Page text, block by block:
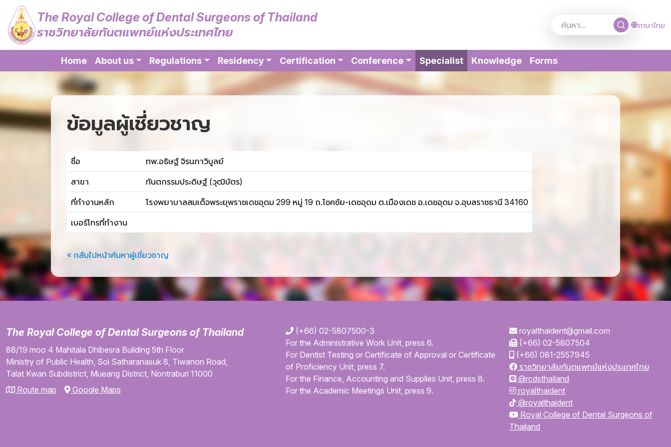
The Royal College of Dental Surgeons of Thailand
ราชวิทยาลัยทันตแพทย์แห่งประเทศไทย
ภาษาไทย
Home About us Regulations Residency Certification Conference Specialist(current)
Knowledge Forms
ข้อมูลผู้เชี่ยวชาญ
ชื่อ ทพ.อธิษฐ์ จิรนภาวิบูลย์
สาขา ทันตกรรมประดิษฐ์ (วุฒิบัตร)
ที่ทำงานหลัก โรงพยาบาลสมเด็จพระยุพราชเดชอุดม 299 หมู่ 19 ถ.โชคชัย-เดชอุดม ต.เมืองเดช อ.เดชอุดม จ.อุบลราชธานี 34160
เบอร์โทรที่ทำงาน
« กลับไปหน้าค้นหาผู้เชี่ยวชาญ
The Royal College of Dental Surgeons of Thailand
88/19 moo 4 Mahitala Dhibesra Building 5th Floor
Ministry of Public Health, Soi Satharanasuk 8, Tiwanon Road,
Talat Kwan Subdistrict, Mueang District, Nontraburi 11000
Route map
Google Maps
(+66) 02-5807500-3
For the Administrative Work Unit, press 6.
For Dentist Testing or Certificate of Approval or Certificate
of Proficiency Unit, press 7.
For the Finance, Accounting and Supplies Unit, press 8.
For the Academic Meetings Unit, press 9.
royalthaident@gmail.com
(+66) 02-5807504
(+66) 081-2557945
ราชวิทยาลัยทันตแพทย์แห่งประเทศไทย
@rcdsthailand
royalthaident
@royalthaident
Royal College of Dental Surgeons of
Thailand